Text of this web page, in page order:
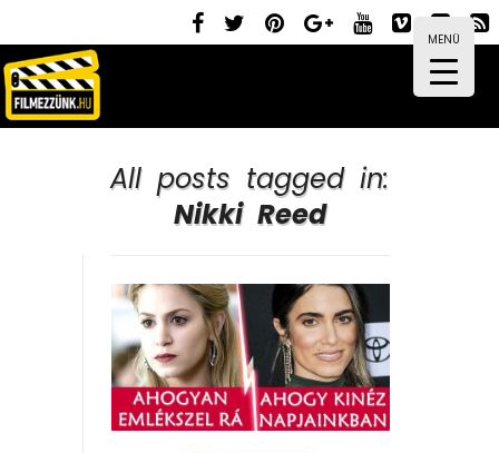
MENÜ
All posts tagged in:
Nikki Reed